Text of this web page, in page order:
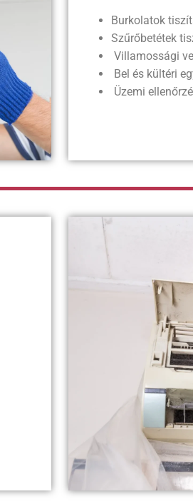
Burkolatok
Szűrőbetétek
Villamossági
Bel és kültéri
Üzemi